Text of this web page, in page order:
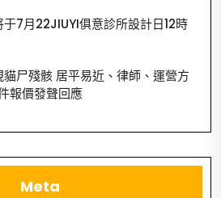
7月22JIUYI俱意診所設計日12時
尸殘骸 居平易近、律師、運營方
報價發聲回應
Meta